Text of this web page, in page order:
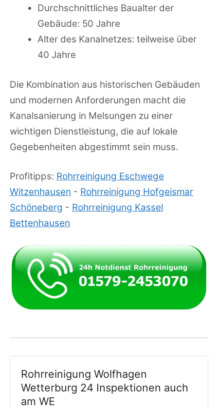
Durchschnittliches Baualter der
Gebäude: 50 Jahre
Alter des Kanalnetzes: teilweise über
40 Jahre
Die Kombination aus historischen Gebäuden
und modernen Anforderungen macht die
Kanalsanierung in Melsungen zu einer
wichtigen Dienstleistung, die auf lokale
Gegebenheiten abgestimmt sein muss.
Profitipps: Rohrreinigung Eschwege
Witzenhausen - Rohrreinigung Hofgeismar
Schöneberg - Rohrreinigung Kassel
Bettenhausen
Rohrreinigung Wolfhagen
Wetterburg 24 Inspektionen auch
am WE